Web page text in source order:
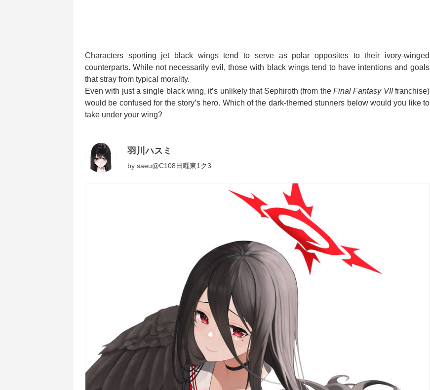
Characters sporting jet black wings tend to serve as polar opposites to their ivory-winged
counterparts. While not necessarily evil, those with black wings tend to have intentions and goals
that stray from typical morality.
Even with just a single black wing, it’s unlikely that Sephiroth (from theFinal Fantasy VIIfranchise)
would be confused for the story’s hero. Which of the dark-themed stunners below would you like to
take under your wing?
羽川ハスミ
by saeu@C108日曜東1ク3